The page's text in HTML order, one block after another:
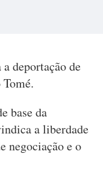
deportação de
base da
a liberdade
negociação e o